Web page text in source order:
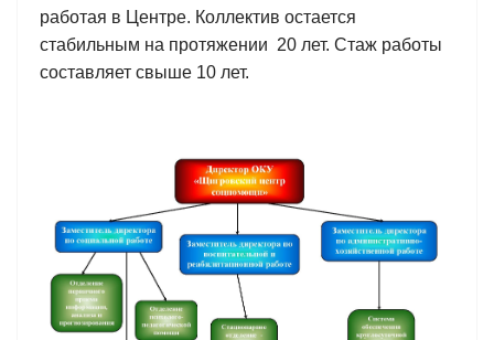
работая в Центре. Коллектив остается
стабильным на протяжении 20 лет. Стаж работы
составляет свыше 10 лет.